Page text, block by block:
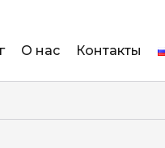
О нас Контакты